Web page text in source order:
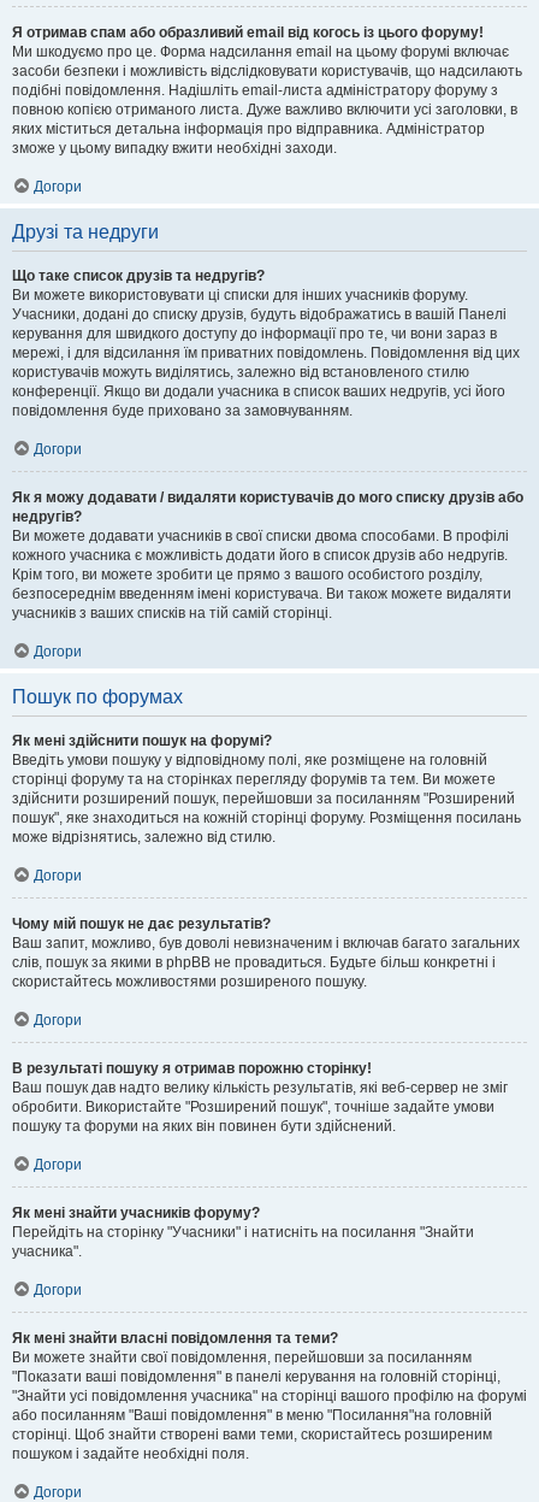
Я отримав спам або образливий email від когось із цього форуму!
Ми шкодуємо про це. Форма надсилання email на цьому форумі включає
засоби безпеки і можливість відслідковувати користувачів, що надсилають
подібні повідомлення. Надішліть email-листа адміністратору форуму з
повною копією отриманого листа. Дуже важливо включити усі заголовки, в
яких міститься детальна інформація про відправника. Адміністратор
зможе у цьому випадку вжити необхідні заходи.
Догори
Друзі та недруги
Що таке список друзів та недругів?
Ви можете використовувати ці списки для інших учасників форуму.
Учасники, додані до списку друзів, будуть відображатись в вашій Панелі
керування для швидкого доступу до інформації про те, чи вони зараз в
мережі, і для відсилання їм приватних повідомлень. Повідомлення від цих
користувачів можуть виділятись, залежно від встановленого стилю
конференції. Якщо ви додали учасника в список ваших недругів, усі його
повідомлення буде приховано за замовчуванням.
Догори
Як я можу додавати / видаляти користувачів до мого списку друзів або
недругів?
Ви можете додавати учасників в свої списки двома способами. В профілі
кожного учасника є можливість додати його в список друзів або недругів.
Крім того, ви можете зробити це прямо з вашого особистого розділу,
безпосереднім введенням імені користувача. Ви також можете видаляти
учасників з ваших списків на тій самій сторінці.
Догори
Пошук по форумах
Як мені здійснити пошук на форумі?
Введіть умови пошуку у відповідному полі, яке розміщене на головній
сторінці форуму та на сторінках перегляду форумів та тем. Ви можете
здійснити розширений пошук, перейшовши за посиланням "Розширений
пошук", яке знаходиться на кожній сторінці форуму. Розміщення посилань
може відрізнятись, залежно від стилю.
Догори
Чому мій пошук не дає результатів?
Ваш запит, можливо, був доволі невизначеним і включав багато загальних
слів, пошук за якими в phpBB не провадиться. Будьте більш конкретні і
скористайтесь можливостями розширеного пошуку.
Догори
В результаті пошуку я отримав порожню сторінку!
Ваш пошук дав надто велику кількість результатів, які веб-сервер не зміг
обробити. Використайте "Розширений пошук", точніше задайте умови
пошуку та форуми на яких він повинен бути здійснений.
Догори
Як мені знайти учасників форуму?
Перейдіть на сторінку "Учасники" і натисніть на посилання "Знайти
учасника".
Догори
Як мені знайти власні повідомлення та теми?
Ви можете знайти свої повідомлення, перейшовши за посиланням
"Показати ваші повідомлення" в панелі керування на головній сторінці,
"Знайти усі повідомлення учасника" на сторінці вашого профілю на форумі
або посиланням "Ваші повідомлення" в меню "Посилання"на головній
сторінці. Щоб знайти створені вами теми, скористайтесь розширеним
пошуком і задайте необхідні поля.
Догори